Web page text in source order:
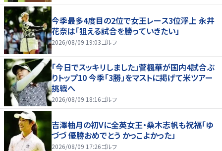
今季最多4度目の2位で女王レース3位浮上 永井
花奈は「狙える試合を勝っていきたい」
2026/08/09 19:03ゴルフ
「今日でスッキリしました」菅楓華が国内4試合ぶ
りトップ10 今季「3勝」をマストに掲げて米ツアー
挑戦へ
2026/08/09 18:16ゴルフ
吉澤柚月の初Vに全英女王・桑木志帆も祝福「ゆ
づづ 優勝おめでとう かっこよかった」
2026/08/09 17:26ゴルフ